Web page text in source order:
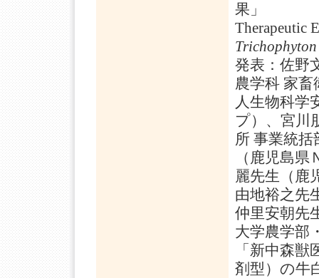
果」
Therapeutic
発表：佐野
農学科 家畜
人生物科学
プ）、宮川
所 事業統
（鹿児島
麗先生（鹿
由地裕之先
仲里安朝先
大学農学部
「新中森
剤型）の牛